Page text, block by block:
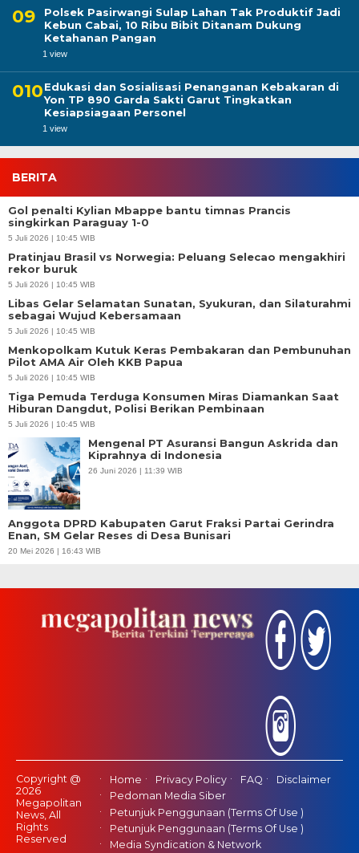
Polsek Pasirwangi Sulap Lahan Tak Produktif Jadi
Kebun Cabai, 10 Ribu Bibit Ditanam Dukung
Ketahanan Pangan
1 view
Edukasi dan Sosialisasi Penanganan Kebakaran di
Yon TP 890 Garda Sakti Garut Tingkatkan
Kesiapsiagaan Personel
1 view
BERITA
Gol penalti Kylian Mbappe bantu timnas Prancis
singkirkan Paraguay 1-0
5 Juli 2026 | 10:45 WIB
Pratinjau Brasil vs Norwegia: Peluang Selecao mengakhiri
rekor buruk
5 Juli 2026 | 10:45 WIB
Libas Gelar Selamatan Sunatan, Syukuran, dan Silaturahmi
sebagai Wujud Kebersamaan
5 Juli 2026 | 10:45 WIB
Menkopolkam Kutuk Keras Pembakaran dan Pembunuhan
Pilot AMA Air Oleh KKB Papua
5 Juli 2026 | 10:45 WIB
Tiga Pemuda Terduga Konsumen Miras Diamankan Saat
Hiburan Dangdut, Polisi Berikan Pembinaan
5 Juli 2026 | 10:45 WIB
Mengenal PT Asuransi Bangun Askrida dan
Kiprahnya di Indonesia
26 Juni 2026 | 11:39 WIB
Anggota DPRD Kabupaten Garut Fraksi Partai Gerindra
Enan, SM Gelar Reses di Desa Bunisari
20 Mei 2026 | 16:43 WIB
Copyright @
2026
Megapolitan
News, All
Rights
Reserved
Home Privacy Policy FAQ
Disclaimer
Pedoman Media Siber
Petunjuk Penggunaan (Terms Of Use )
Petunjuk Penggunaan (Terms Of Use )
Media Syndication & Network